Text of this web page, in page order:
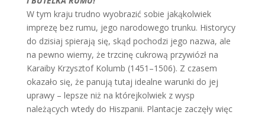
W tym kraju trudno wyobrazić sobie jakąkolwiek
imprezę bez rumu, jego narodowego trunku. Historycy
do dzisiaj spierają się, skąd pochodzi jego nazwa, ale
na pewno wiemy, że trzcinę cukrową przywiózł na
Karaiby Krzysztof Kolumb (1451–1506). Z czasem
okazało się, że panują tutaj idealne warunki do jej
uprawy – lepsze niż na którejkolwiek z wysp
należących wtedy do Hiszpanii. Plantacje zaczęły więc